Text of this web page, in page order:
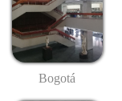
Bogotá